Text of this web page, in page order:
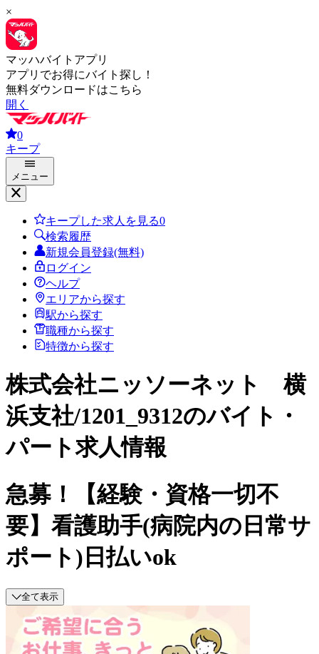
×
マッハバイトアプリ
アプリでお得にバイト探し！
無料ダウンロードはこちら
開く
0
キープ
メニュー
キープした求人を見る0
検索履歴
新規会員登録(無料)
ログイン
ヘルプ
エリアから探す
駅から探す
職種から探す
特徴から探す
株式会社ニッソーネット 横
浜支社/1201_9312のバイト・
パート求人情報
急募！【経験・資格一切不
要】看護助手(病院内の日常サ
ポート)日払いok
全て表示